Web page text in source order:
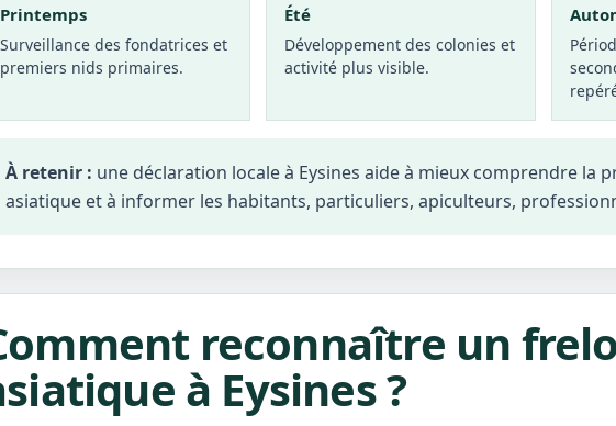
Printemps
Surveillance des fondatrices et
premiers nids primaires.
Été
Développement des colonies et
activité plus visible.
À retenir : une déclaration locale à Eysines aide à mieux comprendre la
asiatique et à informer les habitants, particuliers, apiculteurs,
reconnaître un
à Eysines ?